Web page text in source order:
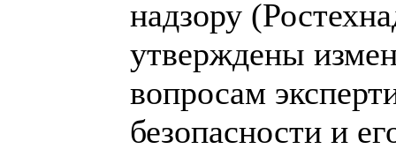
надзору
утверждены
вопросам
безопасности и